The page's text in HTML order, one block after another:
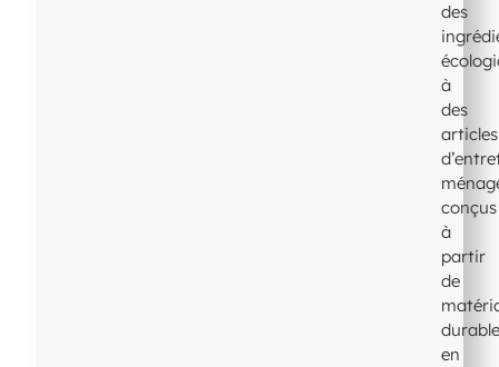
des
à
des
articles
conçus
à
partir
de
en